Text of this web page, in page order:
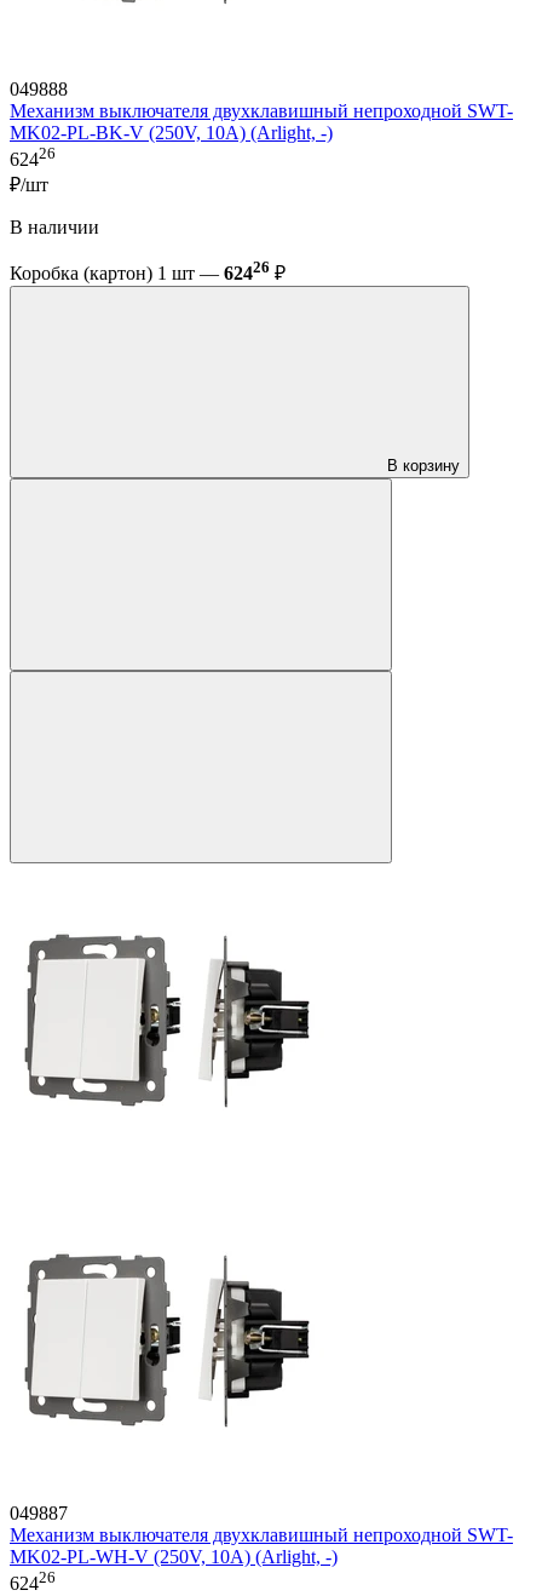
049888
Механизм выключателя двухклавишный непроходной SWT-
MK02-PL-BK-V (250V, 10A) (Arlight, -)
62426
₽/шт
В наличии
Коробка (картон) 1 шт — 62426 ₽
В корзину
049887
Механизм выключателя двухклавишный непроходной SWT-
MK02-PL-WH-V (250V, 10A) (Arlight, -)
62426